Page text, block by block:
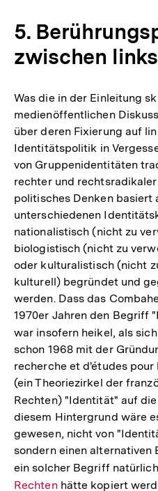
5.
zwischen
Was die in der Einleitung
medienöffentlichen
über deren Fixierung auf
Identitätspolitik in
von Gruppenidentitäten
rechter und
politisches Denken basiert
unterschiedenen
nationalistisch (nicht zu
biologistisch (nicht zu
oder kulturalistisch (nicht
kulturell) begründet und
werden. Dass das
1970er Jahren den Begriff
war insofern heikel, als
schon 1968 mit der
recherche et d'études
(ein Theoriezirkel der
Rechten) "Identität" auf
diesem Hintergrund wäre
gewesen, nicht von
sondern einen
ein solcher Begriff
Rechtenhätte kopiert